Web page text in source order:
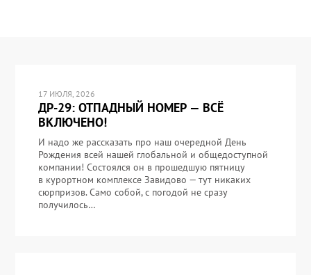
17 ИЮЛЯ, 2026
ДР-29: ОТПАДНЫЙ НОМЕР — ВСЁ
ВКЛЮЧЕНО!
И надо же рассказать про наш очередной День
Рождения всей нашей глобальной и общедоступной
компании! Состоялся он в прошедшую пятницу
в курортном комплексе Завидово — тут никаких
сюрпризов. Само собой, с погодой не сразу
получилось…